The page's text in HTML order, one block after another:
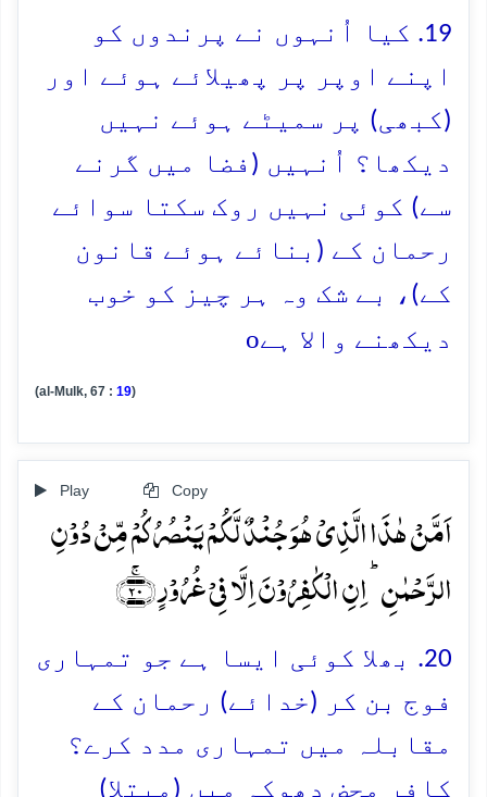
19. کیا اُنہوں نے پرندوں کو
اپنے اوپر پر پھیلائے ہوئے اور
(کبھی) پر سمیٹے ہوئے نہیں
دیکھا؟ اُنہیں (فضا میں گرنے
سے) کوئی نہیں روک سکتا سوائے
رحمان کے (بنائے ہوئے قانون
کے)، بے شک وہ ہر چیز کو خوب
دیکھنے والا ہےo
(al-Mulk, 67 : 19)
Play Copy
اَمَّنۡ ہٰذَا الَّذِیۡ ہُوَ جُنۡدٌ لَّکُمۡ یَنۡصُرُکُمۡ مِّنۡ دُوۡنِ
الرَّحۡمٰنِ ؕ اِنِ الۡکٰفِرُوۡنَ اِلَّا فِیۡ غُرُوۡرٍ ﴿ۚ۲۰﴾
20. بھلا کوئی ایسا ہے جو تمہاری
فوج بن کر (خدائے) رحمان کے
مقابلہ میں تمہاری مدد کرے؟
کافر محض دھوکہ میں (مبتلا)